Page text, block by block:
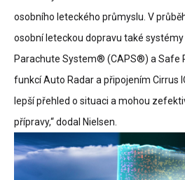
osobního leteckého průmyslu. V
osobní leteckou dopravu také
Parachute System® (CAPS®) a Safe
funkcí Auto Radar a připojením Cirrus
lepší přehled o situaci a mohou
přípravy,“ dodal Nielsen.